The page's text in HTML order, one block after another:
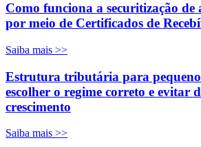
Como funciona a securitização de
por meio de Certificados de
Saiba mais >>
Estrutura tributária para
escolher o regime correto e evitar
crescimento
Saiba mais >>